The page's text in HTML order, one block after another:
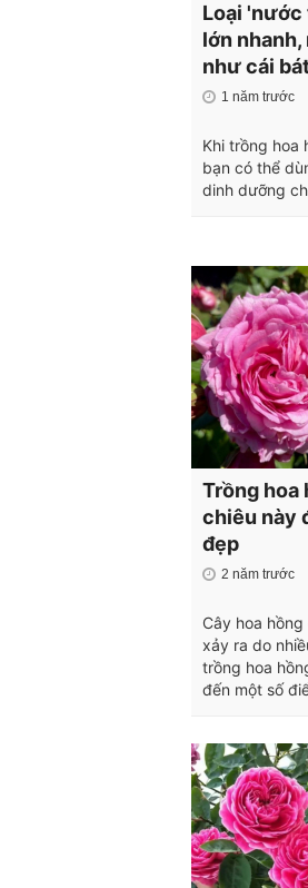
Loại 'nước
lớn nhanh,
như cái
1 năm trước
Khi trồng hoa
bạn có thể
dinh dưỡng
Trồng hoa
chiêu này
đẹp
2 năm trước
Cây hoa
xảy ra do
trồng hoa
đến một số